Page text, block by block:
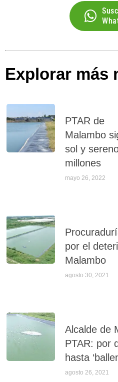
Explorar más
PTAR de
Malambo
sol y
millones
mayo 26, 2022
por el
Malambo
agosto 30, 2021
Alcalde de
PTAR: por
hasta
agosto 26, 2021